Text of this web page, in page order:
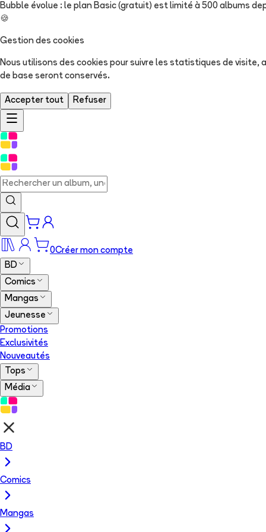
Bubble évolue : le plan Basic (gratuit) est limité à 500 albums
🍪
Gestion des cookies
Nous utilisons des cookies pour suivre les statistiques de
de base seront conservés.
Accepter tout Refuser
0Créer mon compte
BD
Comics
Mangas
Jeunesse
Promotions
Exclusivités
Nouveautés
Tops
Média
BD
Comics
Mangas